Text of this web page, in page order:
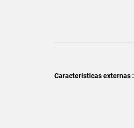
Características externas :